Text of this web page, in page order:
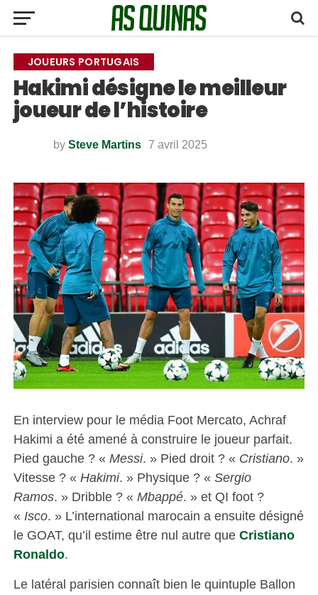
JOUEURS PORTUGAIS
Hakimi désigne le meilleur
joueur de l’histoire
by Steve Martins 7 avril 2025
En interview pour le média Foot Mercato, Achraf
Hakimi a été amené à construire le joueur parfait.
Pied gauche ? « Messi. » Pied droit ? « Cristiano. »
Vitesse ? « Hakimi. » Physique ? « Sergio
Ramos. » Dribble ? « Mbappé. » et QI foot ?
« Isco. » L’international marocain a ensuite désigné
le GOAT, qu’il estime être nul autre que Cristiano
Ronaldo.
Le latéral parisien connaît bien le quintuple Ballon